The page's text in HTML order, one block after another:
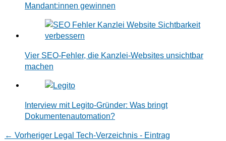
Mandant:innen gewinnen
Vier SEO-Fehler, die Kanzlei-Websites unsichtbar
machen
Interview mit Legito-Gründer: Was bringt
Dokumentenautomation?
← Vorheriger Legal Tech-Verzeichnis - Eintrag